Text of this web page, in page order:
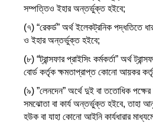
সম্পত্তিও ইহার অন্তর্ভুক্ত হইবে;
(৭) “রেকর্ড” অর্থ ইলেকট্রনিক পদ্ধতিতে
ও ইহার অন্তর্ভুক্ত হইবে;
(৮) “ট্রান্সফার প্রাইসিং কর্মকর্তা” অর্থ
বোর্ড কর্তৃক ক্ষমতাপ্রাপ্ত কোনো আয়কর
(৯) ”লেনদেন” অর্থে দুই বা ততোধিক
সমঝোতা বা কার্য অন্তর্ভুক্ত হইবে, তাহা
হউক বা যাহা কোনো আইনি কার্যধারার